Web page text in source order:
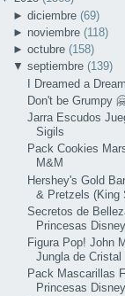
►diciembre(69)
► noviembre(118)
►octubre(158)
▼septiembre(139)
I Dreamed a Dream
Don't be Grumpy
Jarra Escudos
Sigils
Pack Cookies
M&M
Hershey's Gold
& Pretzels (King
Secretos de
Princesas Disney
Figura Pop! John
Jungla de Cristal
Pack Mascarillas
Princesas Disney